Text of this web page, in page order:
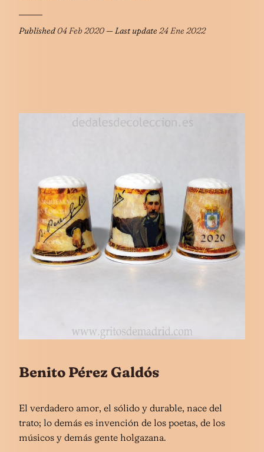
Published04 Feb 2020— Last update24 Ene 2022
Benito Pérez Galdós
El verdadero amor, el sólido y durable, nace del
trato; lo demás es invención de los poetas, de los
músicos y demás gente holgazana.